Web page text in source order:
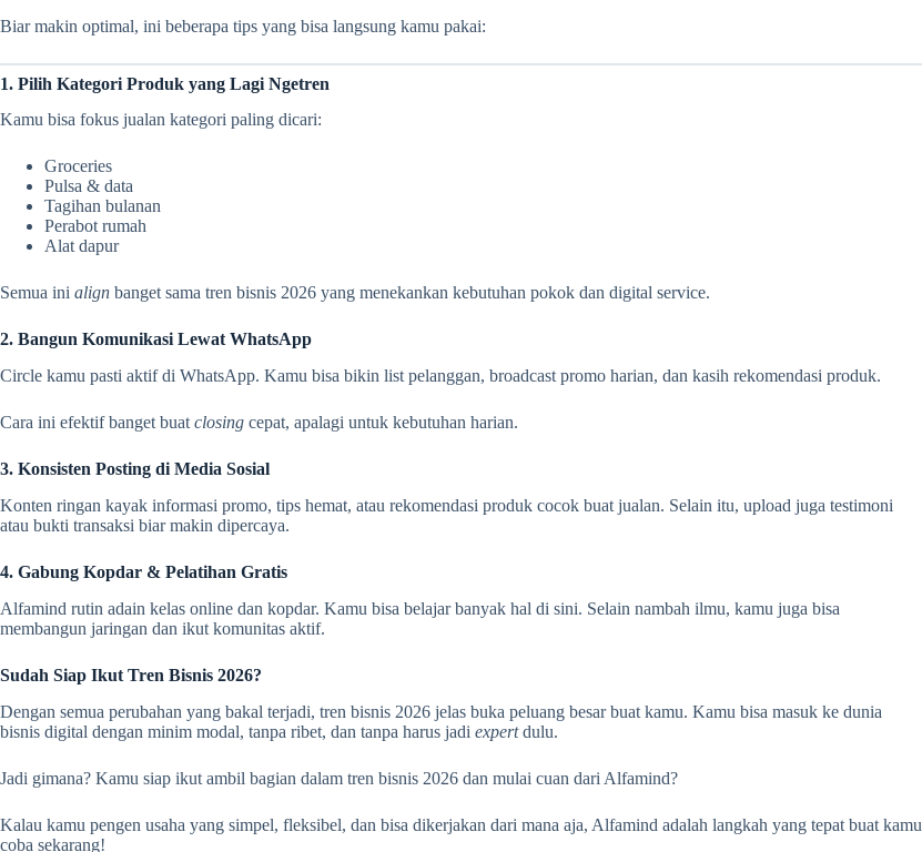
Biar makin optimal, ini beberapa tips yang bisa langsung kamu pakai:
1. Pilih Kategori Produk yang Lagi Ngetren
Kamu bisa fokus jualan kategori paling dicari:
Groceries
Pulsa & data
Tagihan bulanan
Perabot rumah
Alat dapur
Semua ini align banget sama tren bisnis 2026 yang menekankan kebutuhan pokok dan digital service.
2. Bangun Komunikasi Lewat WhatsApp
Circle kamu pasti aktif di WhatsApp. Kamu bisa bikin list pelanggan, broadcast promo harian, dan kasih rekomendasi produk.
Cara ini efektif banget buat closing cepat, apalagi untuk kebutuhan harian.
3. Konsisten Posting di Media Sosial
Konten ringan kayak informasi promo, tips hemat, atau rekomendasi produk cocok buat jualan. Selain itu, upload juga testimoni
atau bukti transaksi biar makin dipercaya.
4. Gabung Kopdar & Pelatihan Gratis
Alfamind rutin adain kelas online dan kopdar. Kamu bisa belajar banyak hal di sini. Selain nambah ilmu, kamu juga bisa
membangun jaringan dan ikut komunitas aktif.
Sudah Siap Ikut Tren Bisnis 2026?
Dengan semua perubahan yang bakal terjadi, tren bisnis 2026 jelas buka peluang besar buat kamu. Kamu bisa masuk ke dunia
bisnis digital dengan minim modal, tanpa ribet, dan tanpa harus jadi expertdulu.
Jadi gimana? Kamu siap ikut ambil bagian dalam tren bisnis 2026 dan mulai cuan dari Alfamind?
Kalau kamu pengen usaha yang simpel, fleksibel, dan bisa dikerjakan dari mana aja, Alfamind adalah langkah yang tepat buat kamu
coba sekarang!